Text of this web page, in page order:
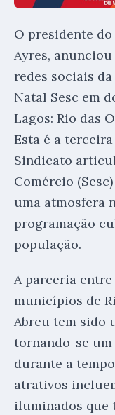
O presidente
Ayres,
redes sociais
Natal Sesc em
Lagos: Rio das
Esta é a
Sindicato
Comércio
uma atmosfera
programação
população.
A parceria
municípios de
Abreu tem sido
tornando-se
durante a
atrativos
iluminados que